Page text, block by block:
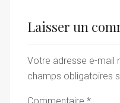
Laisser un
Votre adresse e-mail
champs obligatoires